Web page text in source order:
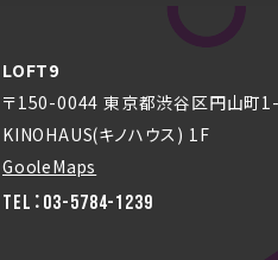
LOFT9
〒150-0044 東京都渋谷区円山町
KINOHAUS(キノハウス) 1F
GooleMaps
TEL：03-5784-1239